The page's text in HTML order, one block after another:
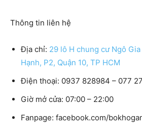
Thông tin liên hệ
Địa chỉ: 29 lô H chung cư Ngô
Hạnh, P2, Quận 10, TP HCM
Điện thoại: 0937 828984 – 077
Giờ mở cửa: 07:00 – 22:00
Fanpage: facebook.com/